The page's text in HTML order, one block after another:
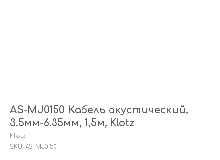
AS-MJ0150 Кабель акустический,
3.5мм-6.35мм, 1,5м, Klotz
Klotz
SKU: AS-MJ0150